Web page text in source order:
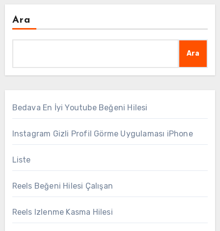
Ara
Ara
Bedava En İyi Youtube Beğeni Hilesi
Instagram Gizli Profil Görme Uygulaması iPhone
Liste
Reels Beğeni Hilesi Çalışan
Reels Izlenme Kasma Hilesi